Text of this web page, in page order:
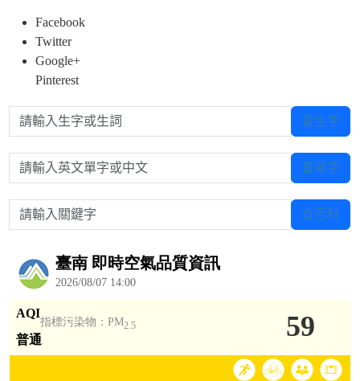
Facebook
Twitter
Google+
Pinterest
請輸入生字或生詞 查生字
請輸入英文單字或中文 查單字
請輸入關鍵字 查百科